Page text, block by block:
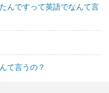
んですって英語でなんて言
て言うの？